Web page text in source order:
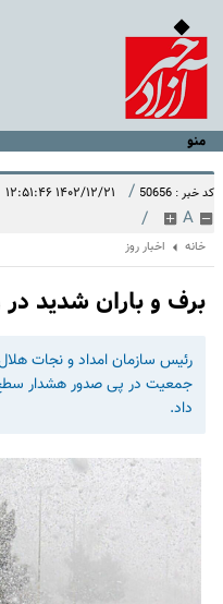
منو
کد خبر : 50656 / ۱۴۰۲/۱۲/۲۱ ۱۲:۵۱:۴۶
A
/
خانه اخبار روز
برف و باران شدید در راه ۸
رئیس سازمان امداد و نجات
داد.